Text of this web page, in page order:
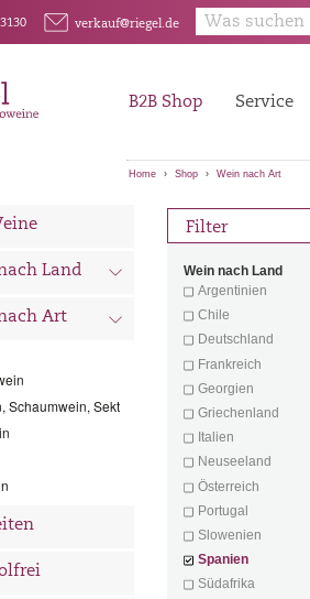
E verkauf@riegel.de
B2B Shop Service
Home Shop Wein nach Art
Land d
Art d
Schaumwein, Sekt
Filter
Wein nach Land
Argentinien
Chile
Deutschland
Frankreich
Georgien
Griechenland
Italien
Neuseeland
Österreich
Portugal
Slowenien
Spanien
Südafrika